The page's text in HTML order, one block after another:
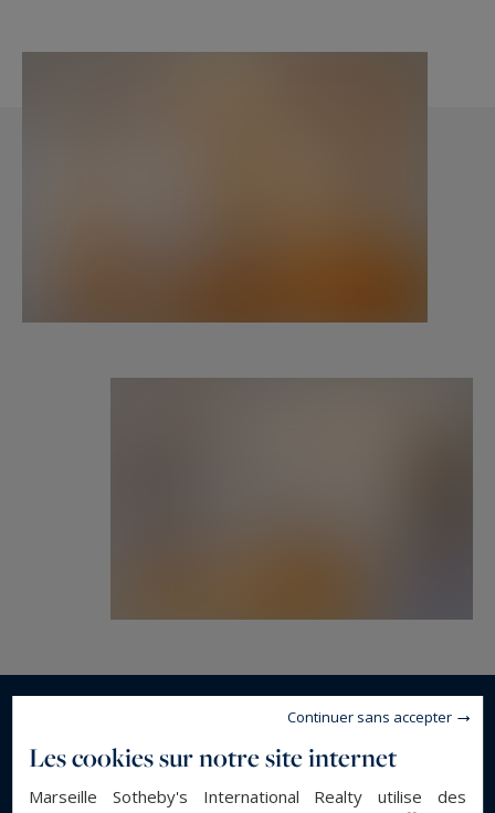
proximité immédiate des commerces et des
En savoir plus...
DESCRIPTION GÉNÉRALE
Les cookies sur notre site internet
Marseille Sotheby's International Realty utilise des
Continuer sans accepter